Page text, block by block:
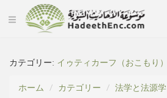
カテゴリー: イゥティカーフ（おこもり）
ホーム
カテゴリー 法学と法源学